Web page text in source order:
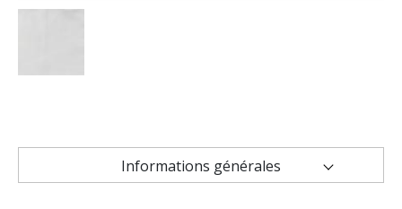
Informations générales